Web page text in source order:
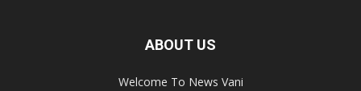
ABOUT US
Welcome To News Vani